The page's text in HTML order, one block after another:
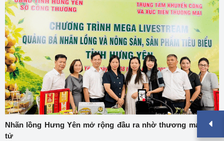
Nhãn lồng Hưng Yên mở rộng đầu ra nhờ thương mại điện
tử